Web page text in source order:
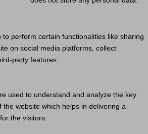
to perform certain functionalities like sharing
on social media platforms, collect
party features.
used to understand and analyze the key
the website which helps in delivering a
the visitors.